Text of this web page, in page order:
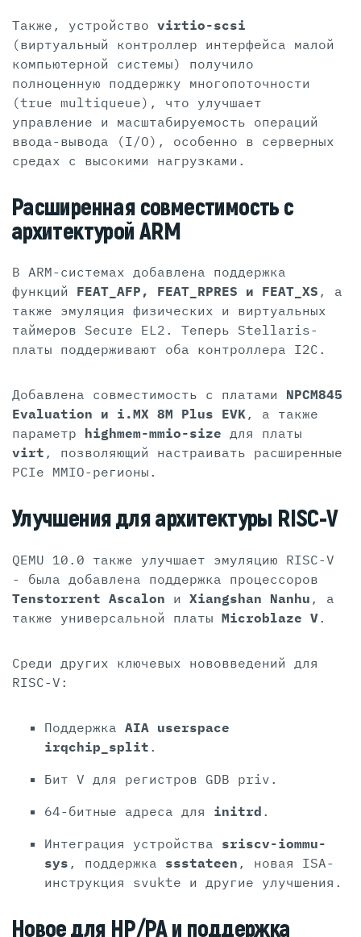
Также, устройство virtio-scsi
(виртуальный контроллер интерфейса малой
компьютерной системы) получило
полноценную поддержку многопоточности
(true multiqueue), что улучшает
управление и масштабируемость операций
ввода-вывода (I/O), особенно в серверных
средах с высокими нагрузками.
Расширенная совместимость с
архитектурой ARM
В ARM-системах добавлена поддержка
функций FEAT_AFP, FEAT_RPRES и FEAT_XS , а
также эмуляция физических и виртуальных
таймеров Secure EL2. Теперь Stellaris-
платы поддерживают оба контроллера I2C.
Добавлена совместимость с платами NPCM845
Evaluation и i.MX 8M Plus EVK, а также
параметр highmem-mmio-size для платы
virt , позволяющий настраивать расширенные
PCIe MMIO-регионы.
Улучшения для архитектуры RISC-V
QEMU 10.0 также улучшает эмуляцию RISC-V
- была добавлена поддержка процессоров
Tenstorrent Ascalon и Xiangshan Nanhu , а
также универсальной платы Microblaze V.
Среди других ключевых нововведений для
RISC-V:
Поддержка AIA userspace
irqchip_split .
Бит V для регистров GDB priv.
64-битные адреса для initrd .
Интеграция устройства sriscv-iommu-
sys , поддержка ssstateen , новая ISA-
инструкция svukte и другие улучшения.
Новое для HP/PA и поддержка